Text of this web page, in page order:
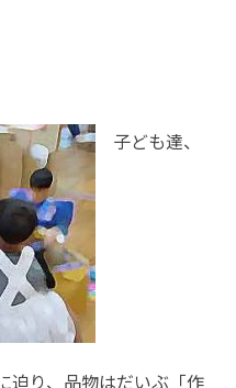
子ども達、
迫り、品物はだいぶ「作